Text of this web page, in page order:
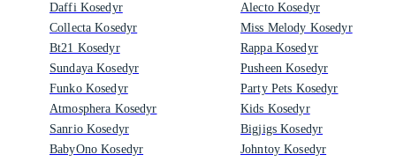
Daffi Kosedyr
Collecta Kosedyr
Bt21 Kosedyr
Sundaya Kosedyr
Funko Kosedyr
Atmosphera Kosedyr
Sanrio Kosedyr
BabyOno Kosedyr
Alecto Kosedyr
Miss Melody Kosedyr
Rappa Kosedyr
Pusheen Kosedyr
Party Pets Kosedyr
Kids Kosedyr
Bigjigs Kosedyr
Johntoy Kosedyr